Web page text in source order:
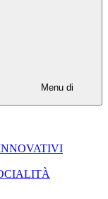
Menu di